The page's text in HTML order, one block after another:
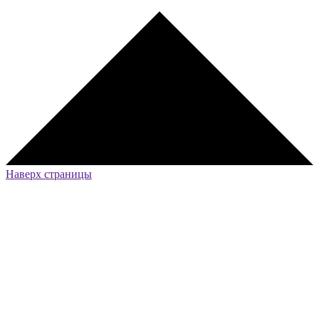
Наверх страницы